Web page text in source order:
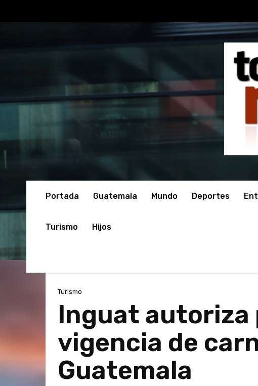
Portada Guatemala Mundo Deportes
Turismo Hijos
Turismo
Inguat autoriza
vigencia de
Guatemala